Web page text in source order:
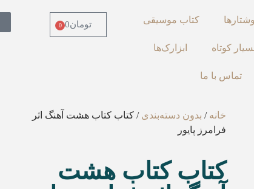
کتاب موسیقی
کوتاه ابزارک‌ها
تماس با ما
تومان0
0
خانه / بدون دسته‌بندی / کتاب کتاب هشت آهنگ اثر
فرامرز پایور
کتاب کتاب هشت